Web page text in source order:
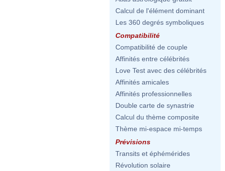
Calcul de l'élément dominant
Les 360 degrés symboliques
Compatibilité
Compatibilité de couple
Affinités entre célébrités
Love Test avec des célébrités
Affinités amicales
Affinités professionnelles
Double carte de synastrie
Calcul du thème composite
Thème mi-espace mi-temps
Prévisions
Transits et éphémérides
Révolution solaire